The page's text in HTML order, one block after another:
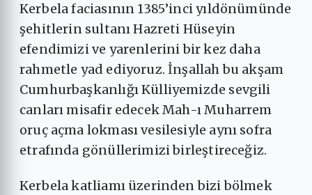
Kerbela faciasının 1385’inci yıldönümünde
şehitlerin sultanı Hazreti Hüseyin
efendimizi ve yarenlerini bir kez daha
rahmetle yad ediyoruz. İnşallah bu akşam
Cumhurbaşkanlığı Külliyemizde sevgili
canları misafir edecek Mah-ı Muharrem
oruç açma lokması vesilesiyle aynı sofra
etrafında gönüllerimizi birleştireceğiz.
Kerbela katliamı üzerinden bizi bölmek